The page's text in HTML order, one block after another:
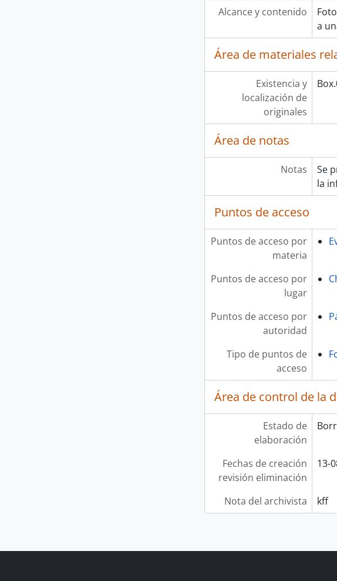
Alcance y contenido
a
Área de materiales
Existencia y
localización de
originales
Área de notas
Notas
Se
la
Puntos de acceso
Puntos de acceso por
materia
Puntos de acceso por
lugar
Puntos de acceso por
autoridad
Tipo de puntos de
acceso
Área de control de la
Estado de
elaboración
Fechas de creación
revisión eliminación
13-
Nota del archivista kff